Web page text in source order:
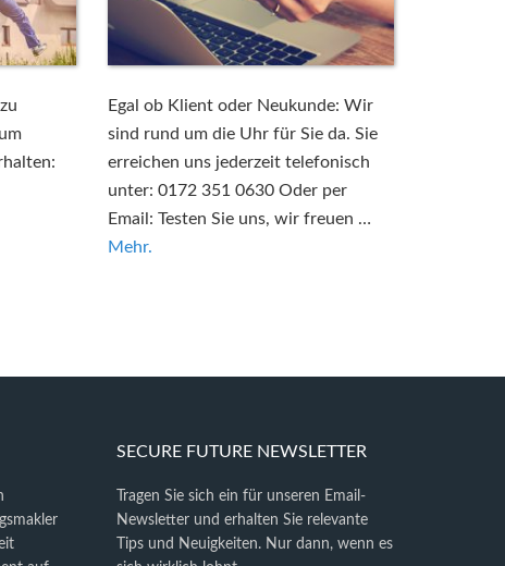
Egal ob Klient oder Neukunde: Wir
sind rund um die Uhr für Sie da. Sie
erreichen uns jederzeit telefonisch
unter: 0172 351 0630 Oder per
Email: Testen Sie uns, wir freuen …
Mehr.
SECURE FUTURE NEWSLETTER
Tragen Sie sich ein für unseren Email-
Newsletter und erhalten Sie relevante
Tips und Neuigkeiten. Nur dann, wenn es